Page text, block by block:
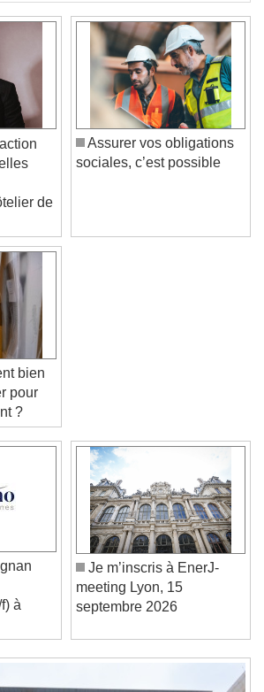
Backward
Skip Forward
0:00
currently behind liveLIVE
-0:00
de
Assurer vos obligations
sociales, c’est possible
bien
pour
?
à
Je m’inscris à EnerJ-
meeting Lyon, 15
septembre 2026